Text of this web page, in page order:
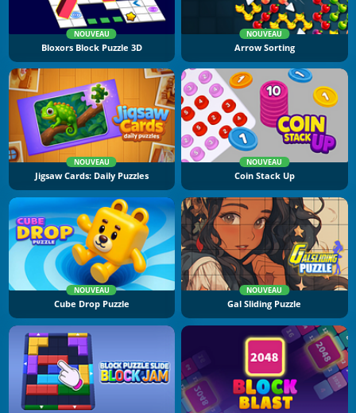
NOUVEAU
Bloxors Block Puzzle 3D
NOUVEAU
Arrow Sorting
NOUVEAU
Jigsaw Cards: Daily Puzzles
NOUVEAU
Coin Stack Up
NOUVEAU
Cube Drop Puzzle
NOUVEAU
Gal Sliding Puzzle